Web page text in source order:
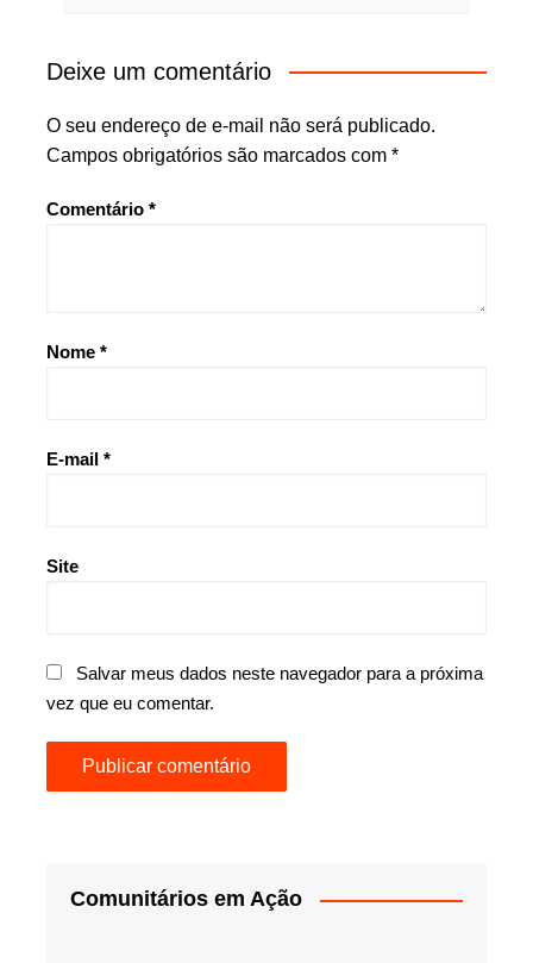
Deixe um comentário
O seu endereço de e-mail não será publicado.
Campos obrigatórios são marcados com *
Comentário *
Nome *
E-mail *
Site
Salvar meus dados neste navegador para a próxima
vez que eu comentar.
Comunitários em Ação